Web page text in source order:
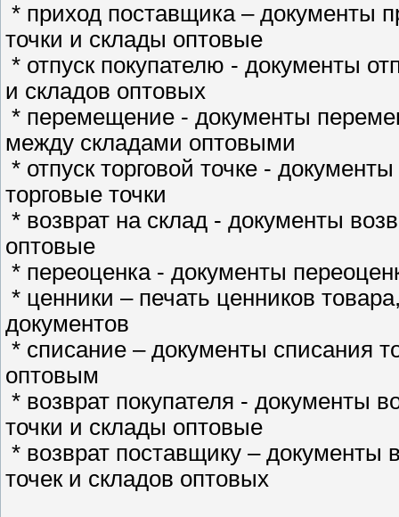
* приход поставщика – документы
точки и склады оптовые
* отпуск покупателю - документы
и складов оптовых
* перемещение - документы
между складами оптовыми
* отпуск торговой точке -
торговые точки
* возврат на склад - документы
оптовые
* переоценка - документы
* ценники – печать ценников
документов
* списание – документы списания
оптовым
* возврат покупателя - документы
точки и склады оптовые
* возврат поставщику – документы
точек и складов оптовых